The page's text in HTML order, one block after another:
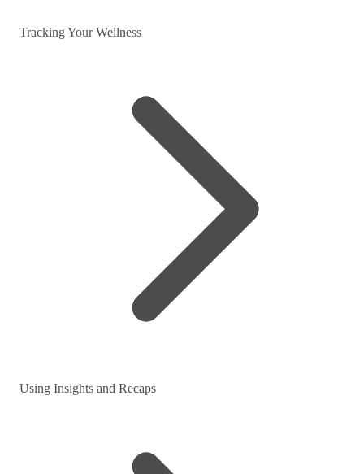
Tracking Your Wellness
Using Insights and Recaps